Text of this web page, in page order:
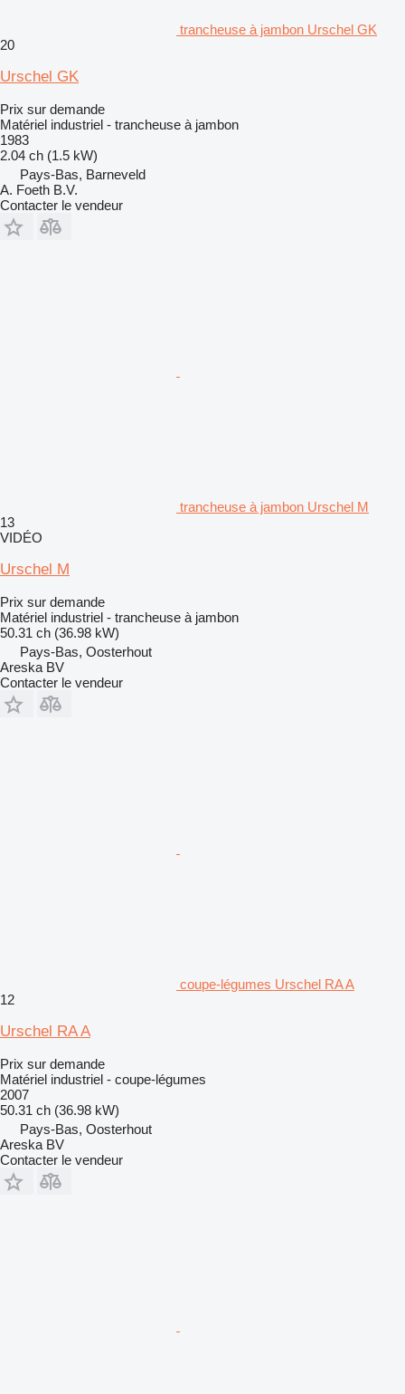
trancheuse à jambon Urschel GK
20
Urschel GK
Prix sur demande
Matériel industriel - trancheuse à jambon
1983
2.04 ch (1.5 kW)
Pays-Bas, Barneveld
A. Foeth B.V.
Contacter le vendeur
trancheuse à jambon Urschel M
13
VIDÉO
Urschel M
Prix sur demande
Matériel industriel - trancheuse à jambon
50.31 ch (36.98 kW)
Pays-Bas, Oosterhout
Areska BV
Contacter le vendeur
coupe-légumes Urschel RA A
12
Urschel RA A
Prix sur demande
Matériel industriel - coupe-légumes
2007
50.31 ch (36.98 kW)
Pays-Bas, Oosterhout
Areska BV
Contacter le vendeur